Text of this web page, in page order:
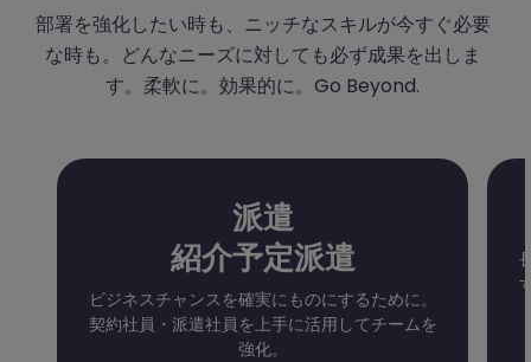
部署を強化したい時も、ニッチなスキルが今すぐ必要
な時も。どんなニーズに対しても必ず成果を出しま
す。柔軟に。効果的に。Go Beyond.
派遣
紹介予定派遣
ビジネスチャンスを確実にものにするために。
契約社員・派遣社員を上手に活用してチームを
強化。